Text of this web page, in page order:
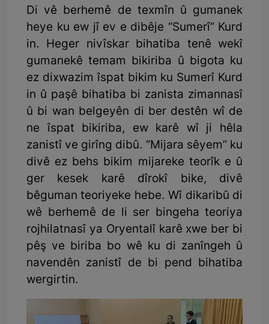
Di vê berhemê de texmîn û gumanek
heye ku ew jî ev e dibêje “Sumerî” Kurd
in. Heger nivîskar bihatiba tenê wekî
gumanekê temam bikiriba û bigota ku
ez dixwazim îspat bikim ku Sumerî Kurd
in û paşê bihatiba bi zanista zimannasî
û bi wan belgeyên di ber destên wî de
ne îspat bikiriba, ew karê wî ji hêla
zanistî ve girîng dibû. “Mijara sêyem” ku
divê ez behs bikim mijareke teorîk e û
ger kesek karê dîrokî bike, divê
bêguman teoriyeke hebe. Wî dikaribû di
wê berhemê de li ser bingeha teoriya
rojhilatnasî ya Oryentalî karê xwe ber bi
pêş ve biriba bo wê ku di zanîngeh û
navendên zanistî de bi pend bihatiba
wergirtin.